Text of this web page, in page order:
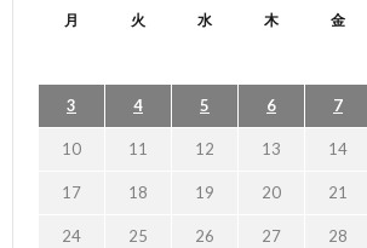
月 火 水 木 金
3 4 5 6 7
10 11 12 13 14
17 18 19 20 21
24 25 26 27 28